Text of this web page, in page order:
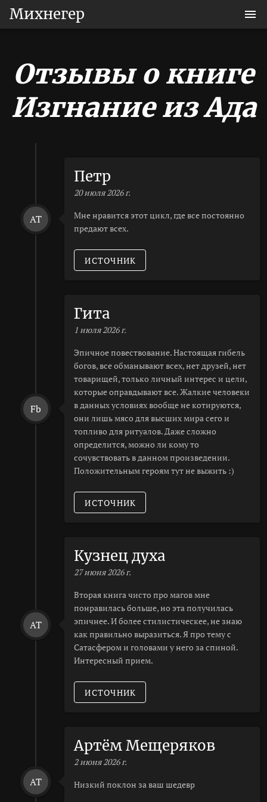
Михнегер
Отзывы о книге
Изгнание из Ада
Петр
20 июля 2026 г.
Мне нравится этот цикл, где все постоянно
предают всех.
ИСТОЧНИК
AT
Гита
1 июля 2026 г.
Эпичное повествование. Настоящая гибель
богов, все обманывают всех, нет друзей, нет
товарищей, только личный интерес и цели,
которые оправдывают все. Жалкие человеки
в данных условиях вообще не котируются,
они лишь мясо для высших мира сего и
топливо для ритуалов. Даже сложно
определится, можно ли кому то
сочувствовать в данном произведении.
Положительным героям тут не выжить :)
ИСТОЧНИК
Fb
Кузнец духа
27 июня 2026 г.
Вторая книга чисто про магов мне
понравилась больше, но эта получилась
эпичнее. И более стилистическее, не знаю
как правильно выразиться. Я про тему с
Сатасфером и головами у него за спиной.
Интересный прием.
ИСТОЧНИК
AT
Артём Мещеряков
2 июня 2026 г.
Низкий поклон за ваш шедевр
AT